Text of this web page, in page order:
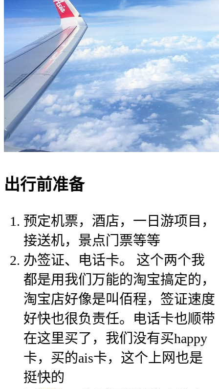
出行前准备
预定机票，酒店，一日游项目，
接送机，景点门票等等
办签证、电话卡。 这个两个我
都是用我们万能的淘宝搞定的，
淘宝店好像是叫佰程，签证速度
好快也很负责任。电话卡也顺带
在这里买了，我们没有买happy
卡，买的ais卡，这个上网也是
挺快的